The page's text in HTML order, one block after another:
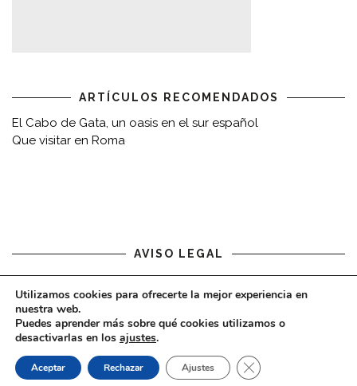
ARTÍCULOS RECOMENDADOS
El Cabo de Gata, un oasis en el sur español
Que visitar en Roma
AVISO LEGAL
Aviso legal
COPYRIGHT © 2020 - VIAJARDESPACIO.COM
Utilizamos cookies para ofrecerte la mejor experiencia en
nuestra web.
Puedes aprender más sobre qué cookies utilizamos o
desactivarlas en los ajustes.
Aceptar Rechazar Ajustes CERRAR EL